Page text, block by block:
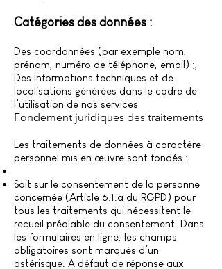
Catégories des données :
Des coordonnées (par exemple nom,
prénom, numéro de téléphone, email) ;,
Des informations techniques et de
localisations générées dans le cadre de
l’utilisation de nos services
Fondement juridiques des traitements
Les traitements de données à caractère
personnel mis en œuvre sont fondés :
Soit sur le consentement de la personne
concernée (Article 6.1.a du RGPD) pour
tous les traitements qui nécessitent le
recueil préalable du consentement. Dans
les formulaires en ligne, les champs
obligatoires sont marqués d’un
astérisque. A défaut de réponse aux